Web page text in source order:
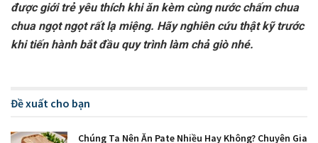
được giới trẻ yêu thích khi ăn kèm cùng nước chấm chua
chua ngọt ngọt rất lạ miệng. Hãy nghiên cứu thật kỹ trước
khi tiến hành bắt đầu quy trình làm chả giò nhé.
Đề xuất cho bạn
Chúng Ta Nên Ăn Pate Nhiều Hay Không? Chuyên Gia